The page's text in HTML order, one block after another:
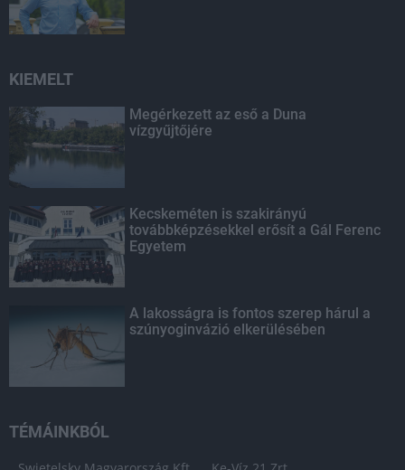
KIEMELT
Megérkezett az eső a Duna
vízgyűjtőjére
Kecskeméten is szakirányú
továbbképzésekkel erősít a Gál Ferenc
Egyetem
A lakosságra is fontos szerep hárul a
szúnyoginvázió elkerülésében
TÉMÁINKBÓL